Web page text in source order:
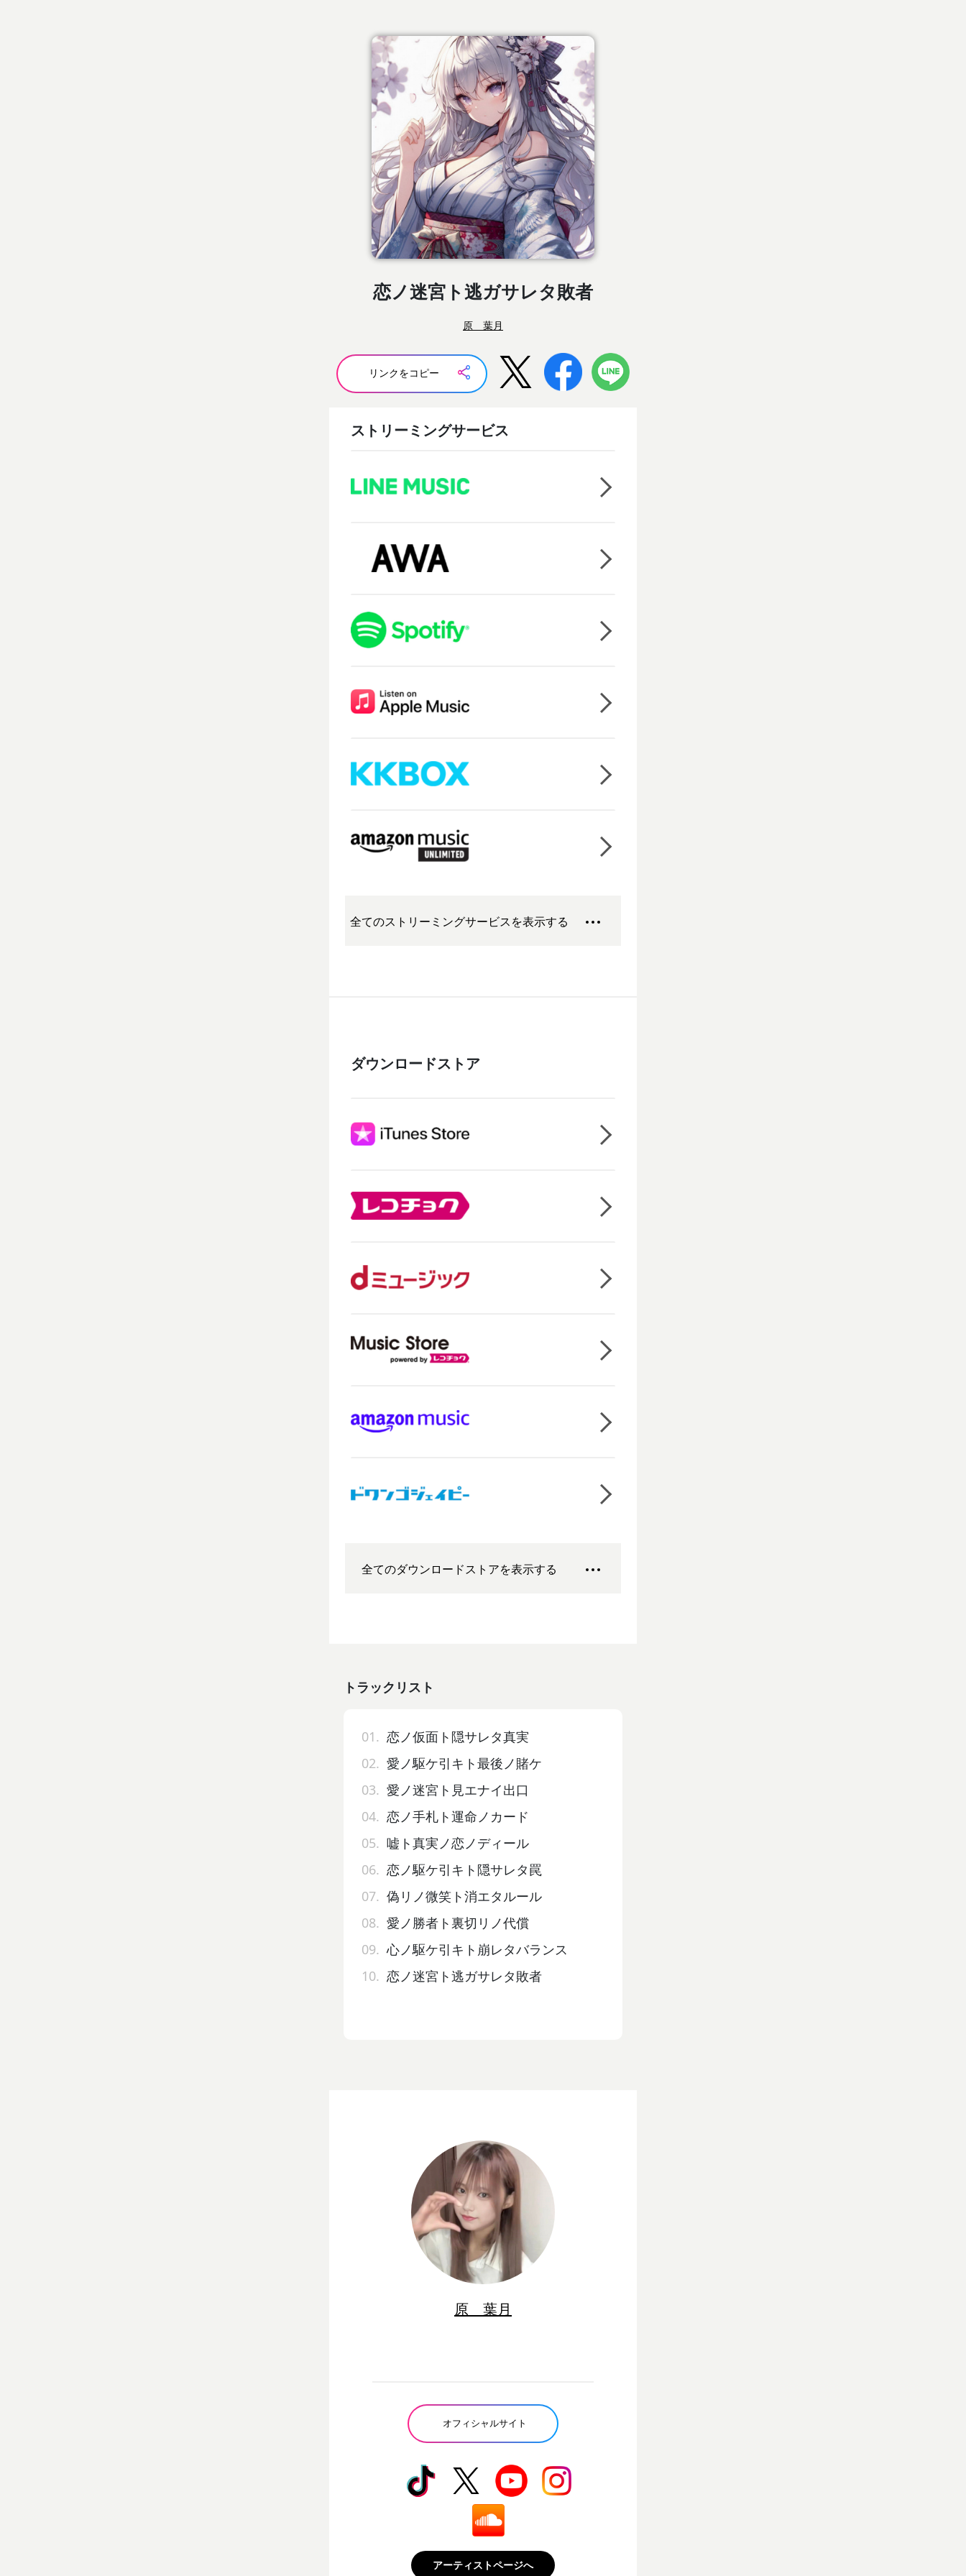
恋ノ迷宮ト逃ガサレタ敗者
原 葉月
リンクをコピー
ストリーミングサービス
全てのストリーミングサービスを表示する
ダウンロードストア
全てのダウンロードストアを表示する
トラックリスト
01. 恋ノ仮面ト隠サレタ真実
02. 愛ノ駆ケ引キト最後ノ賭ケ
03. 愛ノ迷宮ト見エナイ出口
04. 恋ノ手札ト運命ノカード
05. 嘘ト真実ノ恋ノディール
06. 恋ノ駆ケ引キト隠サレタ罠
07. 偽リノ微笑ト消エタルール
08. 愛ノ勝者ト裏切リノ代償
09. 心ノ駆ケ引キト崩レタバランス
10. 恋ノ迷宮ト逃ガサレタ敗者
原 葉月
オフィシャルサイト
アーティストページへ